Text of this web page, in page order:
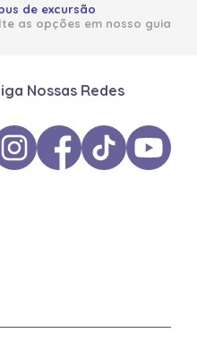
de excursão
as opções em nosso guia
Nossas Redes